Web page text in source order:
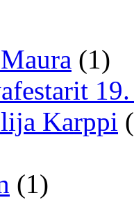
(1)
Karppi
(1)